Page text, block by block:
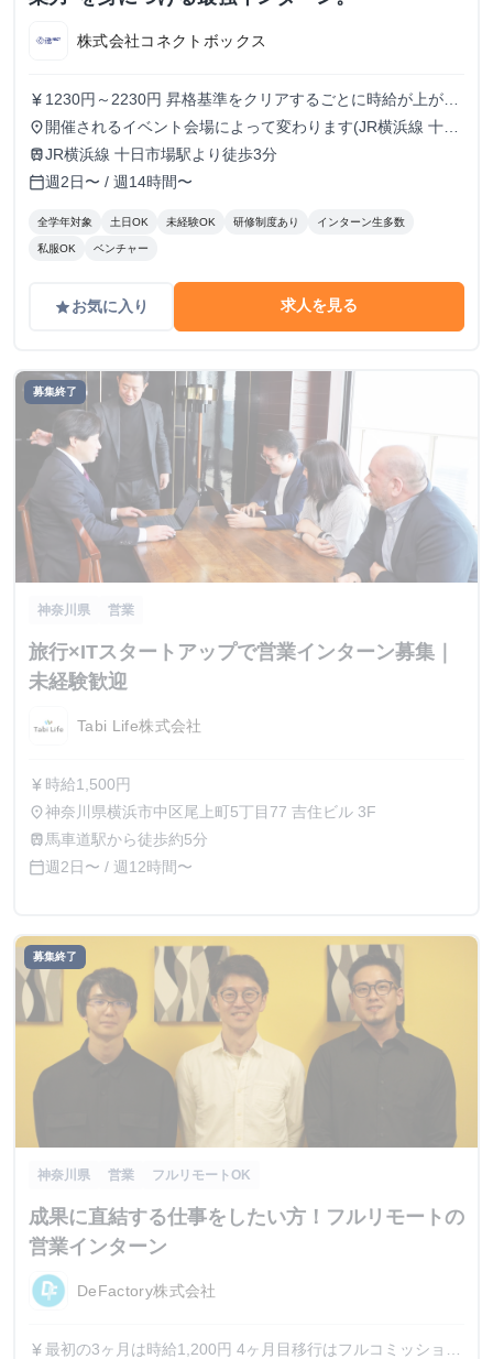
株式会社コネクトボックス
currency_yen 1230円～2230円 昇格基準をクリアするごとに時給が上がっ
ていきます。
place 開催されるイベント会場によって変わります(JR横浜線 十日
市場駅周辺)
trainJR横浜線 十日市場駅より徒歩3分
calendar_today週2日〜 / 週14時間〜
全学年対象 土日OK 未経験OK 研修制度あり インターン生多数
私服OK ベンチャー
gradeお気に入り 求人を見る
募集終了
神奈川県 営業
旅行×ITスタートアップで営業インターン募集｜
未経験歓迎
Tabi Life株式会社
currency_yen 時給1,500円
place神奈川県横浜市中区尾上町5丁目77 吉住ビル 3F
train 馬車道駅から徒歩約5分
calendar_today週2日〜 / 週12時間〜
募集終了
神奈川県 営業 フルリモートOK
成果に直結する仕事をしたい方！フルリモートの
営業インターン
DeFactory株式会社
currency_yen 最初の3ヶ月は時給1,200円 4ヶ月目移行はフルコミッション